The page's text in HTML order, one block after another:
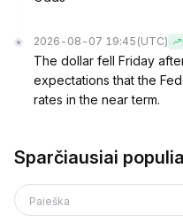
2026-08-07 19:45 (UTC)
The dollar fell Friday
expectations that the
rates in the near term.
Sparčiausiai
Paieška